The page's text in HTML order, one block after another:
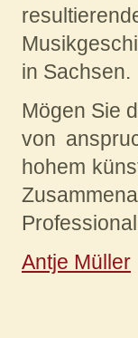
in Sachsen.
Mögen Sie
von
hohem
Antje Müller